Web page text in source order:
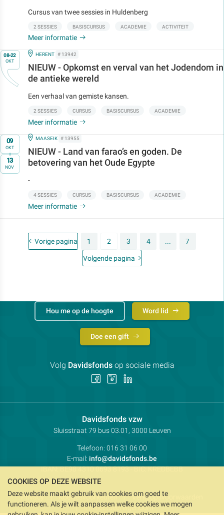
Cursus van twee sessies in Huldenberg
2 SESSIES BASISCURSUS ACADEMIE ACTIVITEIT
Meer informatie
Op08-22
OKT
IN
HERENT # 13942
NIEUW - Opkomst en verval van het Jodendom in
de antieke wereld
Een verhaal van gemiste kansen.
2 SESSIES CURSUS BASISCURSUS ACADEMIE
Meer informatie
Op09
OKT
t/m13
NOV
IN
MAASEIK # 13955
NIEUW - Land van farao’s en goden. De
betovering van het Oude Egypte
-
4 SESSIES CURSUS BASISCURSUS ACADEMIE
Meer informatie
Vorige pagina 1 2 3 4 ... 7
Volgende pagina
Davidsfonds vzwContactpersoon:
Adres:
Sluisstraat 79 bus 03.01, 3000 Leuven
Telefoon: 016 31 06 00
E-mail: info@davidsfonds.be
IBAN:BE98 4310 0693 8193- BIC:KREDBEBB
Privacy Koekjesvoorkeuren
Verkoopsvoorwaarden
Intellectueel eigendom
Hou me op de hoogte Word lid
Doe een gift
Volg Davidsfondsop sociale media
Volg Volg
COOKIES OP DEZE WEBSITE
Deze website maakt gebruik van cookies om goed te
functioneren. Als je wilt aanpassen welke cookies we mogen